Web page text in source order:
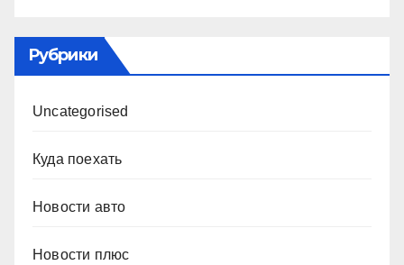
Рубрики
Uncategorised
Куда поехать
Новости авто
Новости плюс